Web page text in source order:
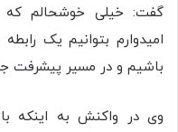
گفت: خیلی خوشحالم که
امیدوارم بتوانیم یک
باشیم و در مسیر پیشرفت
وی در واکنش به اینکه